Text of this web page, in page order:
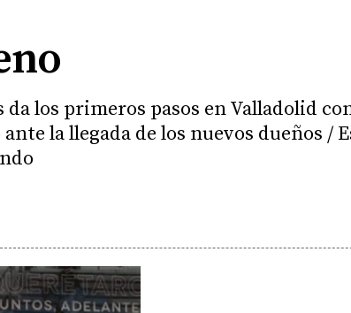
los primeros pasos en Valladolid
la llegada de los nuevos dueños /